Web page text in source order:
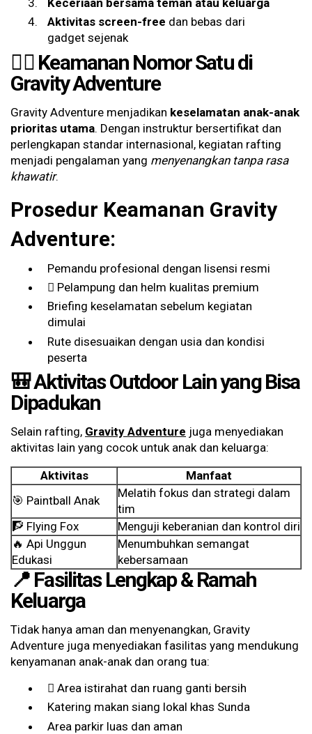
Keceriaan bersama teman atau keluarga
Aktivitas screen-free dan bebas dari
gadget sejenak
🚣‍♂️ Keamanan Nomor Satu di
Gravity Adventure
Gravity Adventure menjadikan keselamatan anak-anak
prioritas utama. Dengan instruktur bersertifikat dan
perlengkapan standar internasional, kegiatan rafting
menjadi pengalaman yang menyenangkan tanpa rasa
khawatir.
Prosedur Keamanan Gravity
Adventure:
Pemandu profesional dengan lisensi resmi
Pelampung dan helm kualitas premium
Briefing keselamatan sebelum kegiatan
dimulai
Rute disesuaikan dengan usia dan kondisi
peserta
🎒 Aktivitas Outdoor Lain yang Bisa
Dipadukan
Selain rafting, Gravity Adventure juga menyediakan
aktivitas lain yang cocok untuk anak dan keluarga:
Aktivitas
Manfaat
🎯 Paintball Anak
Melatih fokus dan strategi dalam
tim
🧗 Flying Fox
Menguji keberanian dan kontrol diri
🔥 Api Unggun
Edukasi
Menumbuhkan semangat
kebersamaan
📍 Fasilitas Lengkap & Ramah
Keluarga
Tidak hanya aman dan menyenangkan, Gravity
Adventure juga menyediakan fasilitas yang mendukung
kenyamanan anak-anak dan orang tua:
Area istirahat dan ruang ganti bersih
Katering makan siang lokal khas Sunda
Area parkir luas dan aman